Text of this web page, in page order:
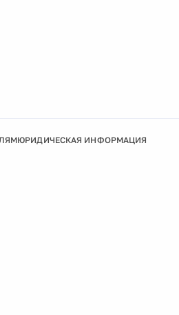
ЮРИДИЧЕСКАЯ ИНФОРМАЦИЯ